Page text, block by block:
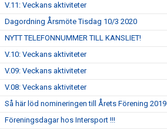
V.11: Veckans aktiviteter
Dagordning Årsmöte Tisdag 10/3 2020
NYTT TELEFONNUMMER TILL KANSLIET!
V.10: Veckans aktiviteter
V.09: Veckans aktiviteter
V.08: Veckans aktiviteter
Så här löd nomineringen till Årets Förening 2019
Föreningsdagar hos Intersport !!!